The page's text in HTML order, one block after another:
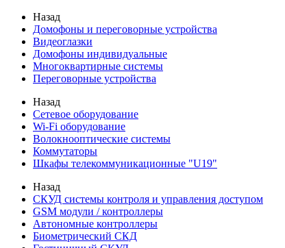
Назад
Домофоны и переговорные устройства
Видеоглазки
Домофоны индивидуальные
Многоквартирные системы
Переговорные устройства
Назад
Сетевое оборудование
Wi-Fi оборудование
Волокнооптические системы
Коммутаторы
Шкафы телекоммуникационные "U19"
Назад
СКУД системы контроля и управления доступом
GSM модули / контроллеры
Автономные контроллеры
Биометрический СКД